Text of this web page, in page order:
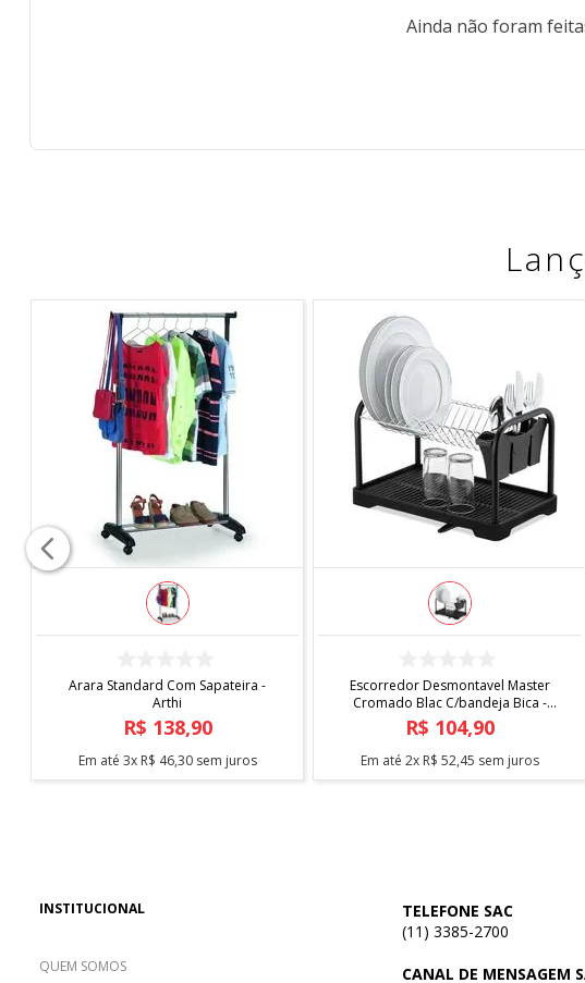
Ainda não foram
Arara Standard Com Sapateira -
Arthi
R$ 138,90
Em até 3x R$ 46,30sem juros
Escorredor Desmontavel Master
Cromado Blac C/bandeja Bica -
Arthi
R$ 104,90
Em até 2x R$ 52,45 sem juros
INSTITUCIONAL
QUEM SOMOS
TELEFONE SAC
(11) 3385-2700
CANAL DE MENSAGEM